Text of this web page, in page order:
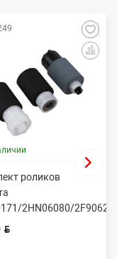
M2040dn
роликов
2HN06080/